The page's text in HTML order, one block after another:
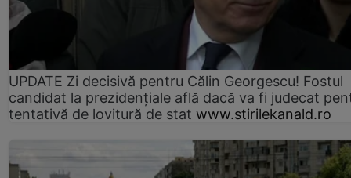
UPDATE Zi decisivă pentru Călin Georgescu! Fostul
candidat la prezidențiale află dacă va fi judecat
tentativă de lovitură de stat www.stirilekanald.ro